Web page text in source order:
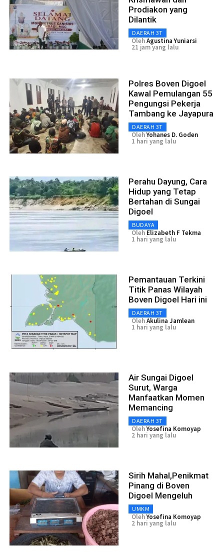
Prodiakon yang
Dilantik
DAERAH 3T
OlehAgustina Yuniarsi
21 jam yang lalu
Polres Boven Digoel
Kawal Pemulangan 55
Pengungsi Pekerja
Tambang ke Jayapura
DAERAH 3T
OlehYohanes D. Goden
1 hari yang lalu
Perahu Dayung, Cara
Hidup yang Tetap
Bertahan di Sungai
Digoel
BUDAYA
Oleh Elizabeth F Tekma
1 hari yang lalu
Pemantauan Terkini
Titik Panas Wilayah
Boven Digoel Hari ini
DAERAH 3T
OlehAkulina Jamlean
1 hari yang lalu
Air Sungai Digoel
Surut, Warga
Manfaatkan Momen
Memancing
DAERAH 3T
OlehYosefina Komoyap
2 hari yang lalu
Sirih Mahal,Penikmat
Pinang di Boven
Digoel Mengeluh
UMKM
OlehYosefina Komoyap
2 hari yang lalu